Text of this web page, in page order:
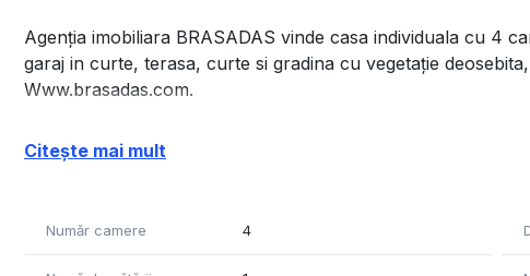
Agenția imobiliara BRASADAS vinde casa individuala cu 4
garaj in curte, terasa, curte si gradina cu vegetație
Www.brasadas.com.
Citește mai mult
Număr camere 4